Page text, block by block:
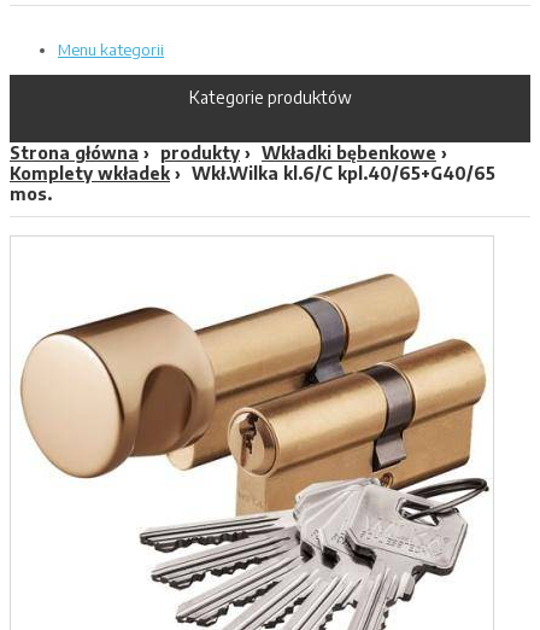
Menu kategorii
Kategorie produktów
Strona główna produkty
Wkładki bębenkowe
Komplety wkładek
Wkł.Wilka kl.6/C kpl.40/65+G40/65
mos.